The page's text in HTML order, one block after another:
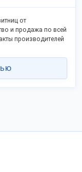
от
и продажа по всей
производителей